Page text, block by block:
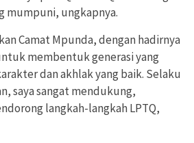
mumpuni, ungkapnya.
Camat Mpunda, dengan hadirnya
membentuk generasi yang
dan akhlak yang baik. Selaku
saya sangat mendukung,
langkah-langkah LPTQ,